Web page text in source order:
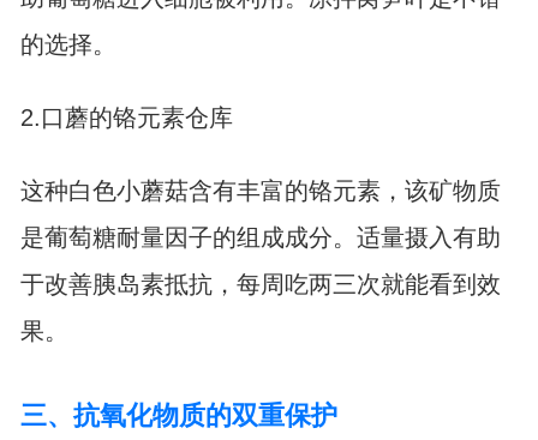
的选择。
2.口蘑的铬元素仓库
这种白色小蘑菇含有丰富的铬元素，该矿物质
是葡萄糖耐量因子的组成成分。适量摄入有助
于改善胰岛素抵抗，每周吃两三次就能看到效
果。
三、抗氧化物质的双重保护